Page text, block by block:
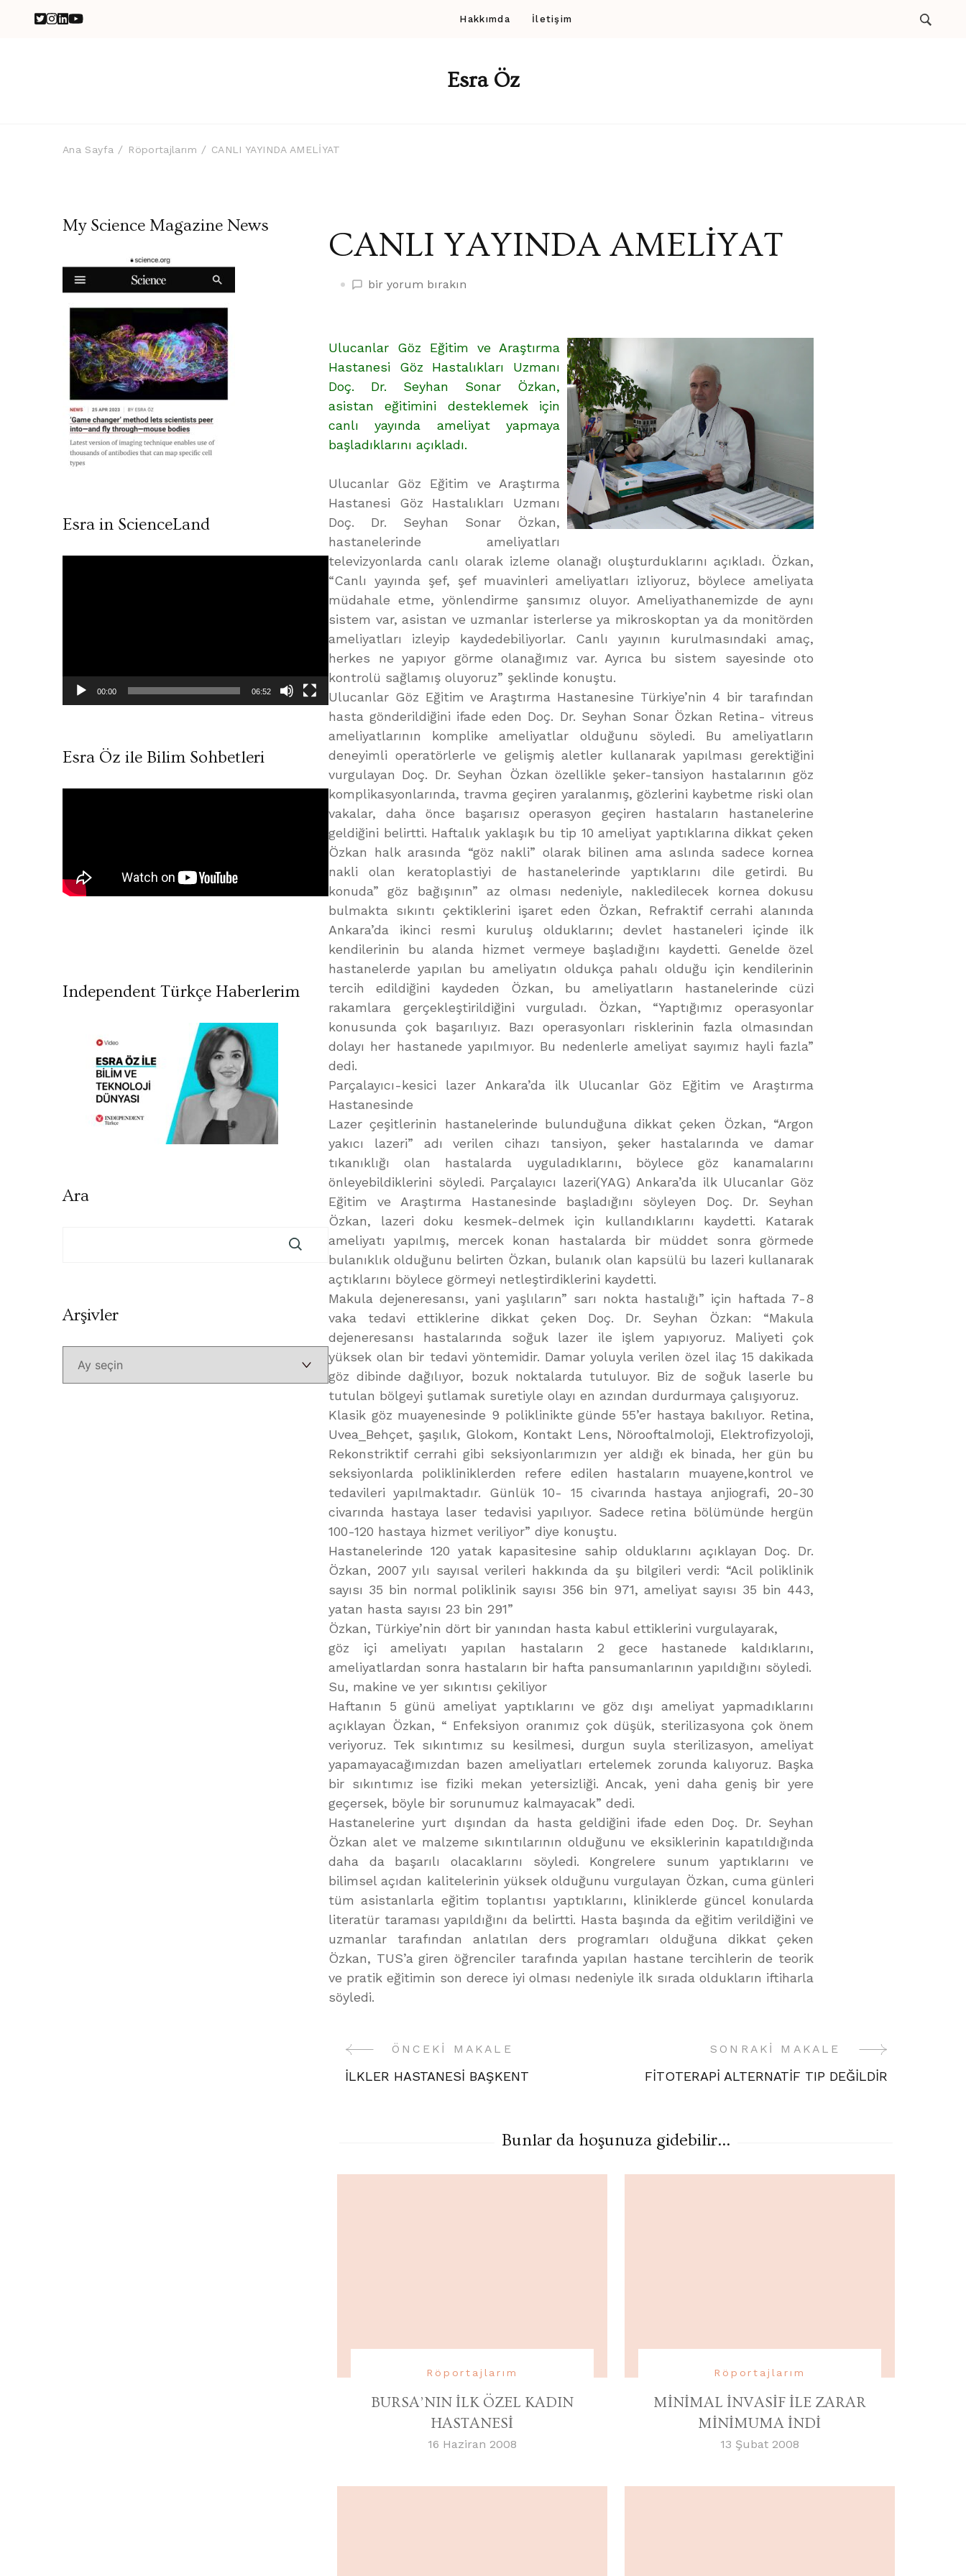
Hakkımda İletişim
Esra Öz
Ana Sayfa Röportajlarım CANLI YAYINDA AMELİYAT
CANLI YAYINDA AMELİYAT
CANLI
bir yorum bırakın
Ulucanlar Göz Eğitim ve Araştırma
Hastanesi Göz Hastalıkları Uzmanı
Doç. Dr. Seyhan Sonar Özkan,
asistan eğitimini desteklemek için
canlı yayında ameliyat yapmaya
başladıklarını açıkladı.
Ulucanlar Göz Eğitim ve Araştırma
Hastanesi Göz Hastalıkları Uzmanı
Doç. Dr. Seyhan Sonar Özkan,
hastanelerinde ameliyatları
televizyonlarda canlı olarak izleme olanağı oluşturduklarını açıkladı. Özkan,
“Canlı yayında şef, şef muavinleri ameliyatları izliyoruz, böylece ameliyata
müdahale etme, yönlendirme şansımız oluyor. Ameliyathanemizde de aynı
sistem var, asistan ve uzmanlar isterlerse ya mikroskoptan ya da monitörden
ameliyatları izleyip kaydedebiliyorlar. Canlı yayının kurulmasındaki amaç,
herkes ne yapıyor görme olanağımız var. Ayrıca bu sistem sayesinde oto
kontrolü sağlamış oluyoruz” şeklinde konuştu.
Ulucanlar Göz Eğitim ve Araştırma Hastanesine Türkiye’nin 4 bir tarafından
hasta gönderildiğini ifade eden Doç. Dr. Seyhan Sonar Özkan Retina- vitreus
ameliyatlarının komplike ameliyatlar olduğunu söyledi. Bu ameliyatların
deneyimli operatörlerle ve gelişmiş aletler kullanarak yapılması gerektiğini
vurgulayan Doç. Dr. Seyhan Özkan özellikle şeker-tansiyon hastalarının göz
komplikasyonlarında, travma geçiren yaralanmış, gözlerini kaybetme riski olan
vakalar, daha önce başarısız operasyon geçiren hastaların hastanelerine
geldiğini belirtti. Haftalık yaklaşık bu tip 10 ameliyat yaptıklarına dikkat çeken
Özkan halk arasında “göz nakli” olarak bilinen ama aslında sadece kornea
nakli olan keratoplastiyi de hastanelerinde yaptıklarını dile getirdi. Bu
konuda” göz bağışının” az olması nedeniyle, nakledilecek kornea dokusu
bulmakta sıkıntı çektiklerini işaret eden Özkan, Refraktif cerrahi alanında
Ankara’da ikinci resmi kuruluş olduklarını; devlet hastaneleri içinde ilk
kendilerinin bu alanda hizmet vermeye başladığını kaydetti. Genelde özel
hastanelerde yapılan bu ameliyatın oldukça pahalı olduğu için kendilerinin
tercih edildiğini kaydeden Özkan, bu ameliyatların hastanelerinde cüzi
rakamlara gerçekleştirildiğini vurguladı. Özkan, “Yaptığımız operasyonlar
konusunda çok başarılıyız. Bazı operasyonları risklerinin fazla olmasından
dolayı her hastanede yapılmıyor. Bu nedenlerle ameliyat sayımız hayli fazla”
dedi.
Parçalayıcı-kesici lazer Ankara’da ilk Ulucanlar Göz Eğitim ve Araştırma
Hastanesinde
Lazer çeşitlerinin hastanelerinde bulunduğuna dikkat çeken Özkan, “Argon
yakıcı lazeri” adı verilen cihazı tansiyon, şeker hastalarında ve damar
tıkanıklığı olan hastalarda uyguladıklarını, böylece göz kanamalarını
önleyebildiklerini söyledi. Parçalayıcı lazeri(YAG) Ankara’da ilk Ulucanlar Göz
Eğitim ve Araştırma Hastanesinde başladığını söyleyen Doç. Dr. Seyhan
Özkan, lazeri doku kesmek-delmek için kullandıklarını kaydetti. Katarak
ameliyatı yapılmış, mercek konan hastalarda bir müddet sonra görmede
bulanıklık olduğunu belirten Özkan, bulanık olan kapsülü bu lazeri kullanarak
açtıklarını böylece görmeyi netleştirdiklerini kaydetti.
Makula dejeneresansı, yani yaşlıların” sarı nokta hastalığı” için haftada 7-8
vaka tedavi ettiklerine dikkat çeken Doç. Dr. Seyhan Özkan: “Makula
dejeneresansı hastalarında soğuk lazer ile işlem yapıyoruz. Maliyeti çok
yüksek olan bir tedavi yöntemidir. Damar yoluyla verilen özel ilaç 15 dakikada
göz dibinde dağılıyor, bozuk noktalarda tutuluyor. Biz de soğuk laserle bu
tutulan bölgeyi şutlamak suretiyle olayı en azından durdurmaya çalışıyoruz.
Klasik göz muayenesinde 9 poliklinikte günde 55’er hastaya bakılıyor. Retina,
Uvea_Behçet, şaşılık, Glokom, Kontakt Lens, Nörooftalmoloji, Elektrofizyoloji,
Rekonstriktif cerrahi gibi seksiyonlarımızın yer aldığı ek binada, her gün bu
seksiyonlarda polikliniklerden refere edilen hastaların muayene,kontrol ve
tedavileri yapılmaktadır. Günlük 10- 15 civarında hastaya anjiografi, 20-30
civarında hastaya laser tedavisi yapılıyor. Sadece retina bölümünde hergün
100-120 hastaya hizmet veriliyor” diye konuştu.
Hastanelerinde 120 yatak kapasitesine sahip olduklarını açıklayan Doç. Dr.
Özkan, 2007 yılı sayısal verileri hakkında da şu bilgileri verdi: “Acil poliklinik
sayısı 35 bin normal poliklinik sayısı 356 bin 971, ameliyat sayısı 35 bin 443,
yatan hasta sayısı 23 bin 291”
Özkan, Türkiye’nin dört bir yanından hasta kabul ettiklerini vurgulayarak,
göz içi ameliyatı yapılan hastaların 2 gece hastanede kaldıklarını,
ameliyatlardan sonra hastaların bir hafta pansumanlarının yapıldığını söyledi.
Su, makine ve yer sıkıntısı çekiliyor
Haftanın 5 günü ameliyat yaptıklarını ve göz dışı ameliyat yapmadıklarını
açıklayan Özkan, “ Enfeksiyon oranımız çok düşük, sterilizasyona çok önem
veriyoruz. Tek sıkıntımız su kesilmesi, durgun suyla sterilizasyon, ameliyat
yapamayacağımızdan bazen ameliyatları ertelemek zorunda kalıyoruz. Başka
bir sıkıntımız ise fiziki mekan yetersizliği. Ancak, yeni daha geniş bir yere
geçersek, böyle bir sorunumuz kalmayacak” dedi.
Hastanelerine yurt dışından da hasta geldiğini ifade eden Doç. Dr. Seyhan
Özkan alet ve malzeme sıkıntılarının olduğunu ve eksiklerinin kapatıldığında
daha da başarılı olacaklarını söyledi. Kongrelere sunum yaptıklarını ve
bilimsel açıdan kalitelerinin yüksek olduğunu vurgulayan Özkan, cuma günleri
tüm asistanlarla eğitim toplantısı yaptıklarını, kliniklerde güncel konularda
literatür taraması yapıldığını da belirtti. Hasta başında da eğitim verildiğini ve
uzmanlar tarafından anlatılan ders programları olduğuna dikkat çeken
Özkan, TUS’a giren öğrenciler tarafında yapılan hastane tercihlerin de teorik
ve pratik eğitimin son derece iyi olması nedeniyle ilk sırada oldukların iftiharla
söyledi.
YazıÖNCEKI MAKALE
İLKLER HASTANESİ BAŞKENT
SONRAKI MAKALE
FİTOTERAPİ ALTERNATİF TIP DEĞİLDİR
Bunlar da hoşunuza gidebilir...
Röportajlarım
BURSA’NIN İLK ÖZEL KADIN
HASTANESİ
16 Haziran 2008
Röportajlarım
MİNİMAL İNVASİF İLE ZARAR
MİNİMUMA İNDİ
13 Şubat 2008
My Science Magazine News
Esra in ScienceLand
00:00 06:52
Esra Öz ile Bilim Sohbetleri
Independent Türkçe Haberlerim
Ara
ArşivlerArşivler